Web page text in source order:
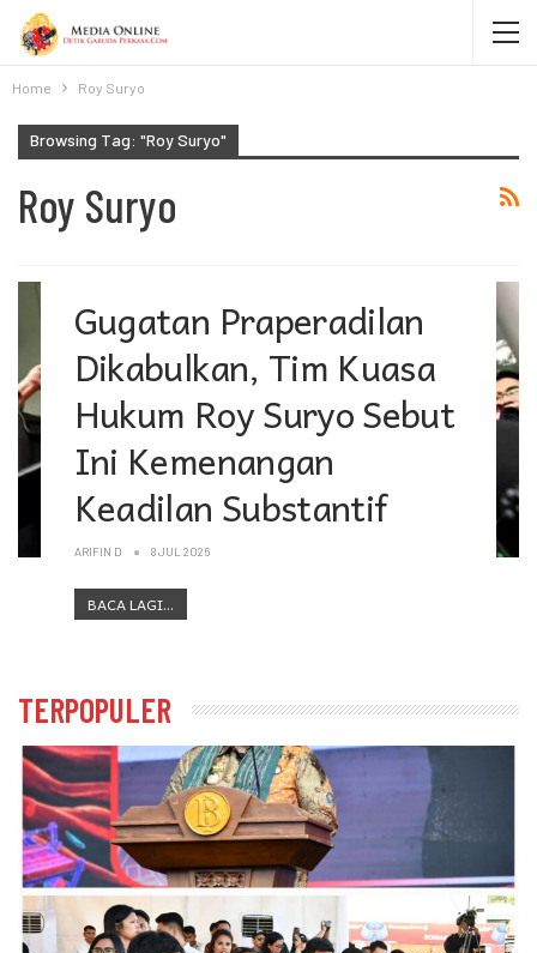
Home Roy Suryo
Browsing Tag: "Roy Suryo"
Roy Suryo
Gugatan Praperadilan
Dikabulkan, Tim Kuasa
Hukum Roy Suryo Sebut
Ini Kemenangan
Keadilan Substantif
ARIFIN D 8 JUL 2026
BACA LAGI...
TERPOPULER